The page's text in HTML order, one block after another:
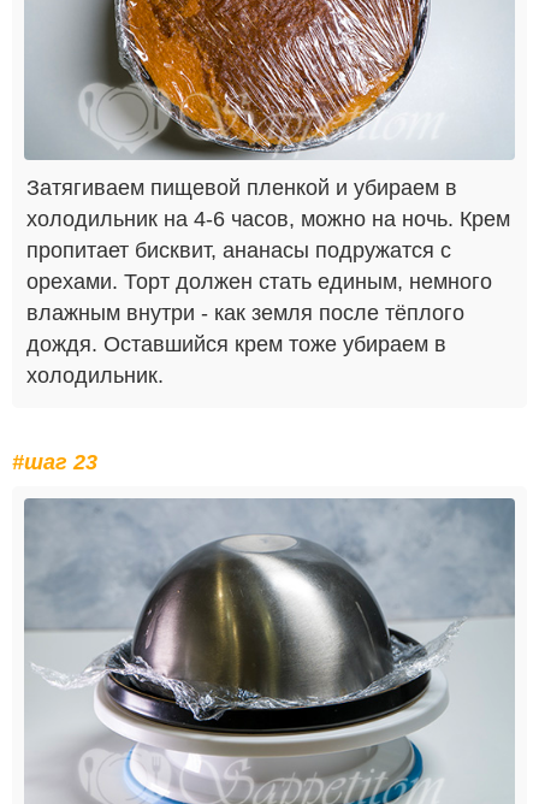
Затягиваем пищевой пленкой и убираем в
холодильник на 4-6 часов, можно на ночь. Крем
пропитает бисквит, ананасы подружатся с
орехами. Торт должен стать единым, немного
влажным внутри - как земля после тёплого
дождя. Оставшийся крем тоже убираем в
холодильник.
#шаг 23